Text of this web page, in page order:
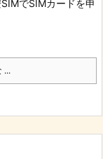
でSIMカードを申
...